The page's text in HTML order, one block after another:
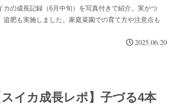
カの成長記録（6月中旬）を写真付きで紹介。実がつ
追肥も実施しました。家庭菜園での育て方や注意点も
2025.06.20
イカ成長レポ】子づる4本